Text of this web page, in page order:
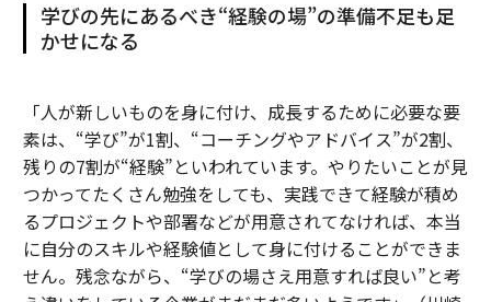
学びの先にあるべき“経験の場”の準備不足も足
かせになる
「人が新しいものを身に付け、成長するために必要な要
素は、“学び”が1割、“コーチングやアドバイス”が2割、
残りの7割が“経験”といわれています。やりたいことが見
つかってたくさん勉強をしても、実践できて経験が積め
るプロジェクトや部署などが用意されてなければ、本当
に自分のスキルや経験値として身に付けることができま
せん。残念ながら、“学びの場さえ用意すれば良い”と考